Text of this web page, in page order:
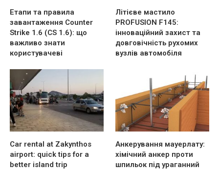
Етапи та правила
завантаження Counter
Strike 1.6 (CS 1.6): що
важливо знати
користувачеві
Літієве мастило
PROFUSION F145:
інноваційний захист та
довговічність рухомих
вузлів автомобіля
Car rental at Zakynthos
airport: quick tips for a
better island trip
Анкерування мауерлату:
хімічний анкер проти
шпильок під ураганний